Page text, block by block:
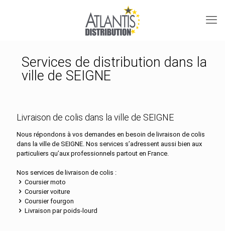
Services de distribution dans la
ville de SEIGNE
Livraison de colis dans la ville de SEIGNE
Nous répondons à vos demandes en besoin de livraison de colis
dans la ville de SEIGNE. Nos services s’adressent aussi bien aux
particuliers qu’aux professionnels partout en France.
Nos services de livraison de colis :
Coursier moto
Coursier voiture
Coursier fourgon
Livraison par poids-lourd